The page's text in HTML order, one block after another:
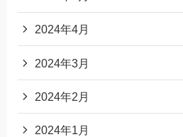
2024年4月
2024年3月
2024年2月
2024年1月